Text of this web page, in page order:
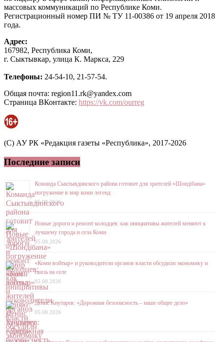
массовых коммуникаций по Республике Коми.
Регистрационный номер ПИ № ТУ 11-00386 от 19 апреля 2018
года.
Адрес:
167982, Республика Коми,
г. Сыктывкар, улица К. Маркса, 229
Телефоны: 24-54-10, 21-57-54.
Общая почта: region11.rk@yandex.com
Страница ВКонтакте: https://vk.com/ourreg
(C) АУ РК «Редакция газеты «Республика», 2017-2026
Последние записи
Команда Сыктывдинского района готовит для зрителей «Шондібана»
погружение в мир коми легенд
05.08.2026
Новые дороги и ремонт колодцев: как инициативы жителей меняют к
лучшему города и села Коми
05.08.2026
«Коми войтыр» и руководители органов власти обсудили экономику и
связь на селе
05.08.2026
Денис Кнутарев: «Дорожная безопасность – наше общее дело»
05.08.2026